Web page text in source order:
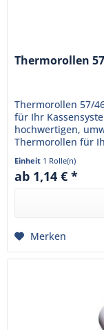
Thermorollen
Thermorollen 57/
für Ihr
hochwertigen,
Thermorollen für
Thermorollen 57/
Einheit 1 Rolle(n)
ab 1,14 € *
Merken